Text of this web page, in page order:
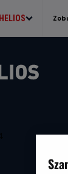
HELIOS